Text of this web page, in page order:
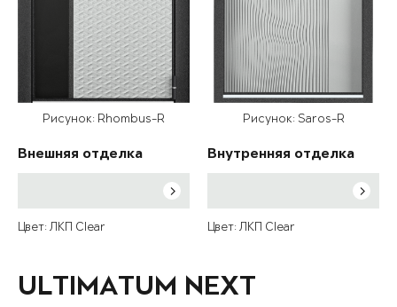
Рисунок: Rhombus-R
Внешняя отделка
Цвет: ЛКП Clear
Рисунок: Saros-R
Внутренняя отделка
Цвет: ЛКП Clear
ULTIMATUM NEXT